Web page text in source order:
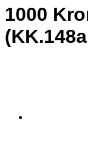
1000